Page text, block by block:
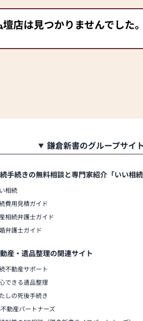
店は見つかりませんでした。
鎌倉新書のグループサイト
手続きの無料相談と専門家紹介「いい相続
相続
費用見積ガイド
相続弁護士ガイド
弁護士ガイド
産・遺品整理の関連サイト
不動産サポート
できる遺品整理
しの死後手続き
動産パートナーズ